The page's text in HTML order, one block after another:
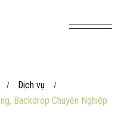
/ Dịch vụ /
Backdrop Chuyên Nghiệp